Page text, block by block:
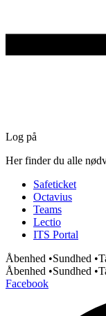
Log på
Her finder du alle
Safeticket
Octavius
Teams
Lectio
ITS Portal
Åbenhed •Sundhed •
Åbenhed •Sundhed •
Facebook